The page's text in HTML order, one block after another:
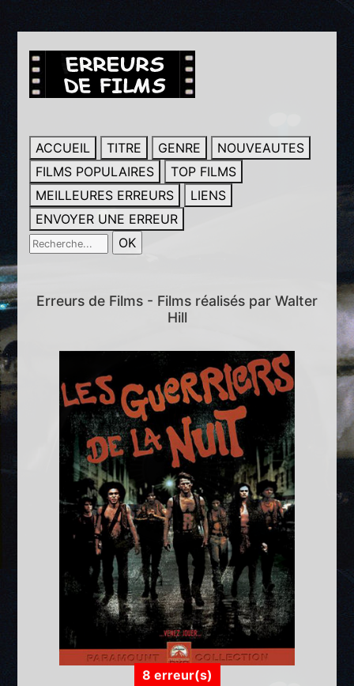
ACCUEIL TITRE GENRE
NOUVEAUTES
FILMS POPULAIRES
TOP FILMS
MEILLEURES ERREURS
LIENS
ENVOYER UNE ERREUR
Erreurs de Films - Films réalisés par Walter
Hill
8 erreur(s)